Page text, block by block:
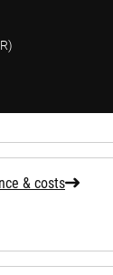
& costs